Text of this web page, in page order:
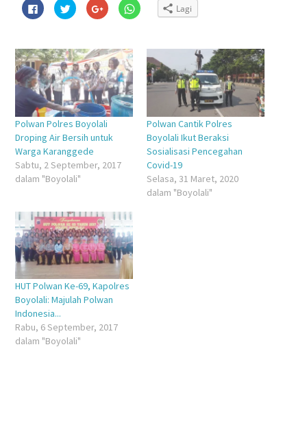
Klik
untuk
membagikan
di
jendela
yang
baru)
Klik
untuk
berbagi
di
jendela
yang
baru)
Klik
untuk
berbagi
(Membuka
di
jendela
yang
baru)
Klik
untuk
jendela
yang
baru)
Lagi
Polwan Polres Boyolali
Droping Air Bersih untuk
Warga Karanggede
Sabtu, 2 September, 2017
dalam "Boyolali"
Polwan Cantik Polres
Boyolali Ikut Beraksi
Sosialisasi Pencegahan
Covid-19
Selasa, 31 Maret, 2020
dalam "Boyolali"
HUT Polwan Ke-69, Kapolres
Boyolali: Majulah Polwan
Indonesia...
Rabu, 6 September, 2017
dalam "Boyolali"